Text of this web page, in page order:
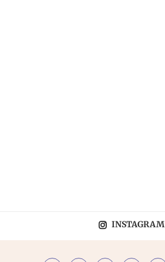
INSTAGRAM